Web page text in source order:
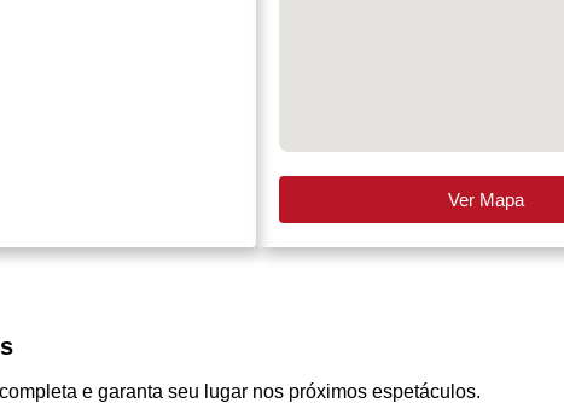
Ver Mapa
e garanta seu lugar nos próximos espetáculos.